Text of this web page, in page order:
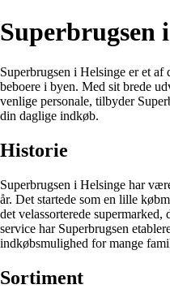
Superbrugsen
Superbrugsen i Helsinge er et
beboere i byen. Med sit brede
venlige personale, tilbyder
din daglige indkøb.
Historie
Superbrugsen i Helsinge har
år. Det startede som en lille
det velassorterede
service har Superbrugsen
indkøbsmulighed for mange
Sortiment